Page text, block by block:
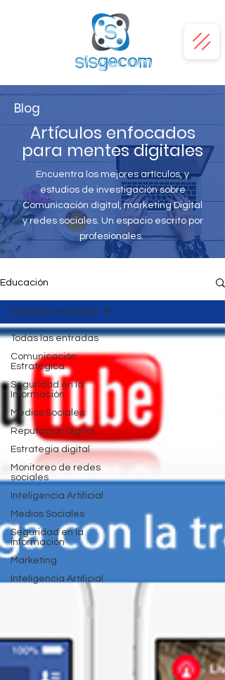
Blog
Artículos enfocados
para mentes digitales
Encuentra los mejores artículos, y
estudios de investigación sobre
Comunicación digital, marketing Digital
y redes sociales. Un espacio escrito por
profesionales.
Educación
Todas las entradas
Comunicación
Estratégica
Seguridad en la
Información
Medios Sociales
Reputación Digital
Estrategia digital
Monitoreo de redes
sociales
Inteligencia Artificial
Medios Sociales
Seguridad en la
información
Marketing
Inteligencia Artificial
Todas las entradas